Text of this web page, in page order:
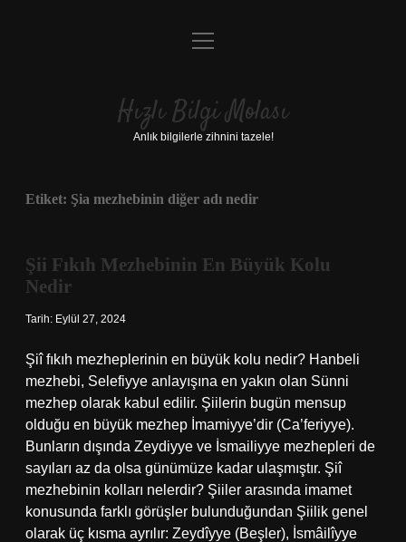
Anasayfa
Yasal Uyarı
menüyü
Hızlı Bilgi Molası
Anlık bilgilerle zihnini tazele!
Etiket: Şia mezhebinin diğer adı nedir
Şii Fıkıh Mezhebinin En Büyük Kolu
Nedir
Tarih: Eylül 27, 2024
Şiî fıkıh mezheplerinin en büyük kolu nedir? Hanbeli
mezhebi, Selefiyye anlayışına en yakın olan Sünni
mezhep olarak kabul edilir. Şiilerin bugün mensup
olduğu en büyük mezhep İmamiyye’dir (Ca’feriyye).
Bunların dışında Zeydiyye ve İsmailiyye mezhepleri de
sayıları az da olsa günümüze kadar ulaşmıştır. Şiî
mezhebinin kolları nelerdir? Şiiler arasında imamet
konusunda farklı görüşler bulunduğundan Şiilik genel
olarak üç kısma ayrılır: Zeydîyye (Beşler), İsmâilîyye